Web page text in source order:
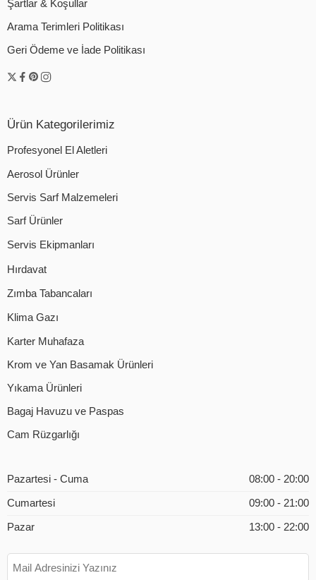
Şartlar & Koşullar
Arama Terimleri Politikası
Geri Ödeme ve İade Politikası
Ürün Kategorilerimiz
Profesyonel El Aletleri
Aerosol Ürünler
Servis Sarf Malzemeleri
Sarf Ürünler
Servis Ekipmanları
Hırdavat
Zımba Tabancaları
Klima Gazı
Karter Muhafaza
Krom ve Yan Basamak Ürünleri
Yıkama Ürünleri
Bagaj Havuzu ve Paspas
Cam Rüzgarlığı
Pazartesi - Cuma 08:00 - 20:00
Cumartesi 09:00 - 21:00
Pazar 13:00 - 22:00